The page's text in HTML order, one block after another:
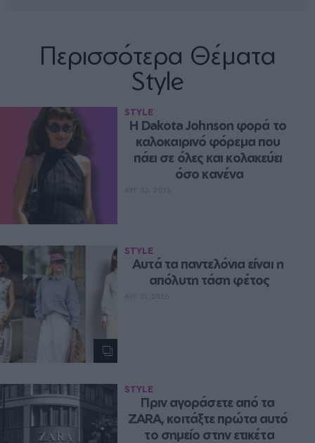
Περισσότερα Θέματα
Style
STYLE
Η Dakota Johnson φορά το
καλοκαιρινό φόρεμα που
πάει σε όλες και κολακεύει
όσο κανένα
STYLE
Aυτά τα παντελόνια είναι η
απόλυτη τάση φέτος
STYLE
Πριν αγοράσετε από τα
ZARA, κοιτάξτε πρώτα αυτό
το σημείο στην ετικέτα